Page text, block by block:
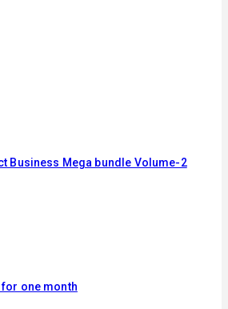
Business Mega bundle Volume-2
for one month